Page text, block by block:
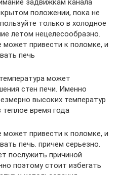
положении, пока не
только в холодное
летом нецелесообразно.
может привести к поломке, и
печь
может
стен печи. Именно
высоких температур
теплое время года
может привести к поломке, и
печь. причем серьезно.
послужить причиной
поэтому стоит избегать